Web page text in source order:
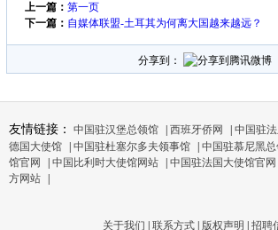
上一篇： 第一页
下一篇： 自媒体联盟-土耳其为何离大国越来越远？
分享到：
友情链接： 中国驻汉堡总领馆 西班牙侨网 中国驻
德国大使馆
中国驻杜塞尔多夫领事馆 中国驻慕尼黑
馆官网
中国比利时大使馆网站 中国驻法国大使馆官网
方网站
关于我们 联系方式 版权声明 招聘